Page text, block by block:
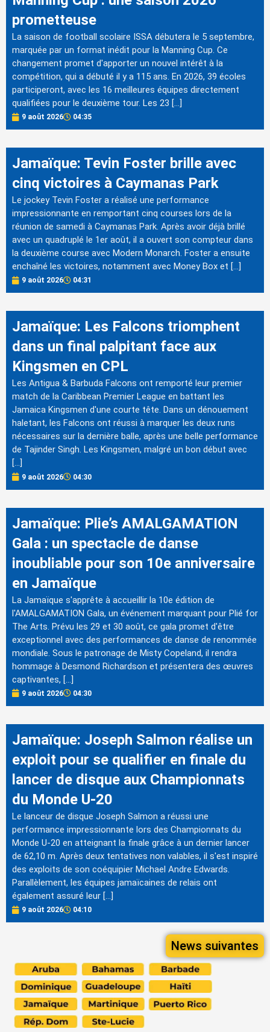
prometteuse
La saison de football scolaire ISSA débutera le 5 septembre,
marquée par un format inédit pour la Manning Cup. Ce
changement promet d'apporter un nouvel intérêt à la
compétition, qui a débuté il y a 115 ans. En 2026, 39 écoles
participeront, avec les 16 meilleures équipes directement
qualifiées pour le deuxième tour. Les 23 […]
9 août 2026 04:35
Jamaïque: Tevin Foster brille avec
cinq victoires à Caymanas Park
Le jockey Tevin Foster a réalisé une performance
impressionnante en remportant cinq courses lors de la
réunion de samedi à Caymanas Park. Après avoir déjà brillé
avec un quadruplé le 1er août, il a ouvert son compteur dans
la deuxième course avec Modern Monarch. Foster a ensuite
enchaîné les victoires, notamment avec Money Box et […]
9 août 2026 04:31
Jamaïque: Les Falcons triomphent
dans un final palpitant face aux
Kingsmen en CPL
Les Antigua & Barbuda Falcons ont remporté leur premier
match de la Caribbean Premier League en battant les
Jamaica Kingsmen d'une courte tête. Dans un dénouement
haletant, les Falcons ont réussi à marquer les deux runs
nécessaires sur la dernière balle, après une belle performance
de Tajinder Singh. Les Kingsmen, malgré un bon début avec
[…]
9 août 2026 04:30
Jamaïque: Plie’s AMALGAMATION
Gala : un spectacle de danse
inoubliable pour son 10e anniversaire
en Jamaïque
La Jamaïque s'apprête à accueillir la 10e édition de
l'AMALGAMATION Gala, un événement marquant pour Plié for
The Arts. Prévu les 29 et 30 août, ce gala promet d'être
exceptionnel avec des performances de danse de renommée
mondiale. Sous le patronage de Misty Copeland, il rendra
hommage à Desmond Richardson et présentera des œuvres
captivantes, […]
9 août 2026 04:30
Jamaïque: Joseph Salmon réalise un
exploit pour se qualifier en finale du
lancer de disque aux Championnats
du Monde U-20
Le lanceur de disque Joseph Salmon a réussi une
performance impressionnante lors des Championnats du
Monde U-20 en atteignant la finale grâce à un dernier lancer
de 62,10 m. Après deux tentatives non valables, il s'est inspiré
des exploits de son coéquipier Michael Andre Edwards.
Parallèlement, les équipes jamaïcaines de relais ont
également assuré leur […]
9 août 2026 04:10
News suivantes